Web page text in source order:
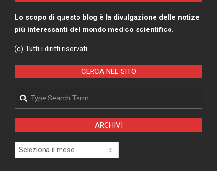
Lo scopo di questo blog è la divulgazione delle notize
più interessanti del mondo medico scientifico.
(c) Tutti i diritti riservati
CERCA NEL SITO
Search
ARCHIVI
Archivi